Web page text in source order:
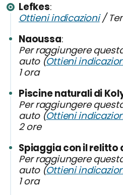
Lefkes
Ottieni indicazioni/
Naoussa
Per raggiungere
auto (Ottieni
1 ora
Piscine naturali di
Per raggiungere
auto (Ottieni
2 ore
Spiaggia con il relitto
Per raggiungere
auto (Ottieni
1 ora